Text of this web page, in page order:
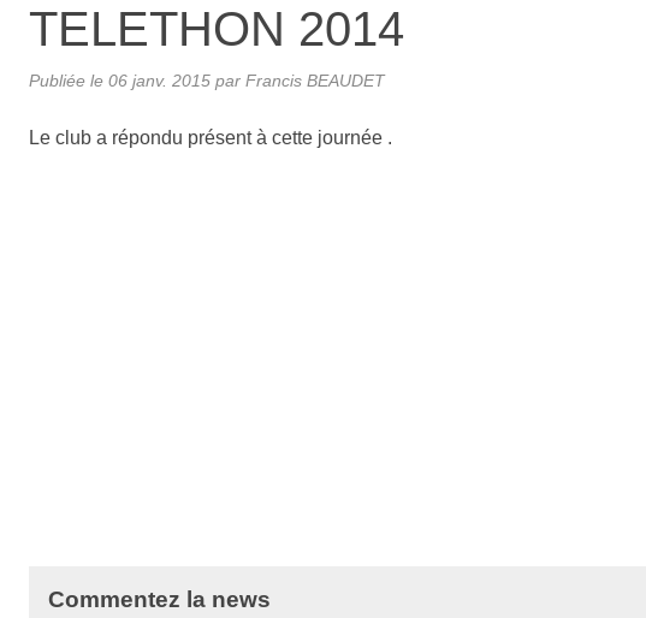
TELETHON 2014
Publiée le 06 janv. 2015 par Francis BEAUDET
Le club a répondu présent à cette journée .
Commentez la news